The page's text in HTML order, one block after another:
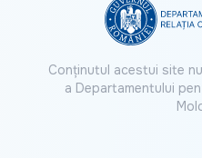
Conținutul acestui site
a Departamentului